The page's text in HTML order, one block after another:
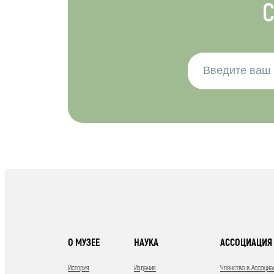
О МУЗЕЕ
История
НАУКА
Издания
АССОЦИАЦИЯ
Членство в